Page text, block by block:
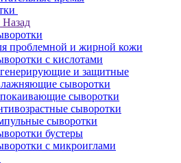
Назад
проблемной и жирной кожи
с кислотами
и защитные
сыворотки
сыворотки
сыворотки
сыворотки
бустеры
с микроиглами